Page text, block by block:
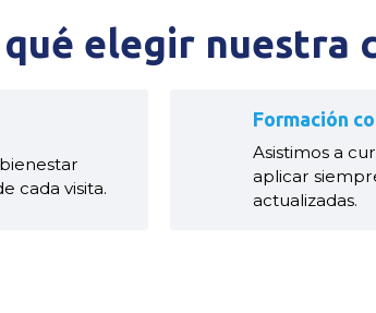
qué elegir nuestra
cada visita.
Formación
Asistimos a
aplicar
actualizadas.